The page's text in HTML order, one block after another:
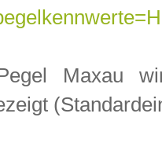
Maxau